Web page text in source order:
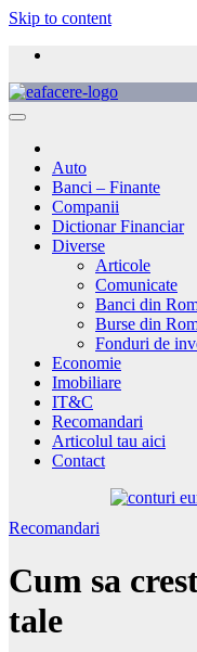
Skip to content
Auto
Banci – Finante
Companii
Dictionar Financiar
Diverse
Articole
Comunicate
Banci din
Burse din
Fonduri de
Economie
Imobiliare
IT&C
Recomandari
Articolul tau aici
Contact
Recomandari
Cum sa
tale